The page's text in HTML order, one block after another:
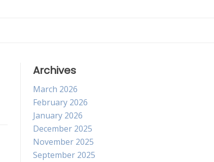
Archives
March 2026
February 2026
January 2026
December 2025
November 2025
September 2025